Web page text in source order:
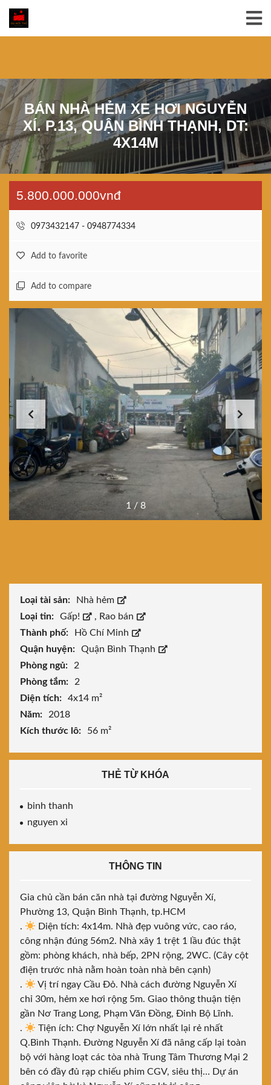
BÁN NHÀ HẺM XE HƠI NGUYỄN
XÍ. P.13, QUẬN BÌNH THẠNH, DT:
4X14M
5.800.000.000vnđ
0973432147 - 0948774334
Add to favorite
Add to compare
1 / 8
Loại tài sản:
Nhà hẻm
Loại tin:
Gấp! , Rao bán
Thành phố:
Hồ Chí Minh
Quận huyện:
Quận Bình Thạnh
Phòng ngủ:
2
Phòng tắm:
2
Diện tích:
4x14 m²
Năm:
2018
Kích thước lô:
56 m²
THẺ TỪ KHÓA
binh thanh
nguyen xi
THÔNG TIN
Gia chủ cần bán căn nhà tại đường Nguyễn Xí,
Phường 13, Quận Bình Thạnh, tp.HCM
.
Diện tích: 4x14m. Nhà đẹp vuông vức, cao ráo,
công nhận đúng 56m2. Nhà xây 1 trệt 1 lầu đúc thật
gồm: phòng khách, nhà bếp, 2PN rộng, 2WC. (Cây cột
điện trước nhà nằm hoàn toàn nhà bên cạnh)
.
Vị trí ngay Cầu Đỏ. Nhà cách đường Nguyễn Xí
chỉ 30m, hẻm xe hơi rộng 5m. Giao thông thuận tiện
gần Nơ Trang Long, Phạm Văn Đồng, Đinh Bộ Lĩnh.
.
Tiện ích: Chợ Nguyễn Xí lớn nhất lại rẻ nhất
Q.Bình Thạnh. Đường Nguyễn Xí đã nâng cấp lại toàn
bộ với hàng loạt các tòa nhà Trung Tâm Thương Mại 2
bên có đầy đủ rạp chiếu phim CGV, siêu thị… Dự án